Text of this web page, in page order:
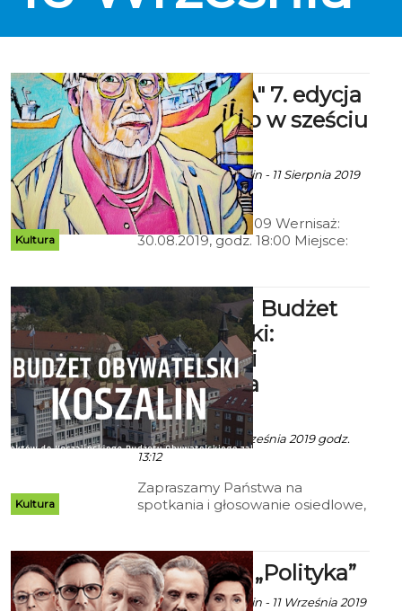
Kultura
6X SZTUKA" 7. edycja
- Malarstwo w sześciu
odsłonach.
Ala za CK 105 Koszalin - 11 Sierpnia 2019
godz. 20:21
Termin: 30.08-29.09 Wernisaż:
30.08.2019, godz. 18:00 Miejsce:
Kultura
Koszaliński Budżet
Obywatelski:
Spotkania i
głosowania
osiedlowe
Ala z mat. inf. - 3 Września 2019 godz.
13:12
Zapraszamy Państwa na
spotkania i głosowanie osiedlowe,
osiedlach:
Kryterium: „Polityka”
Ala za CK 105 Koszalin - 11 Września 2019